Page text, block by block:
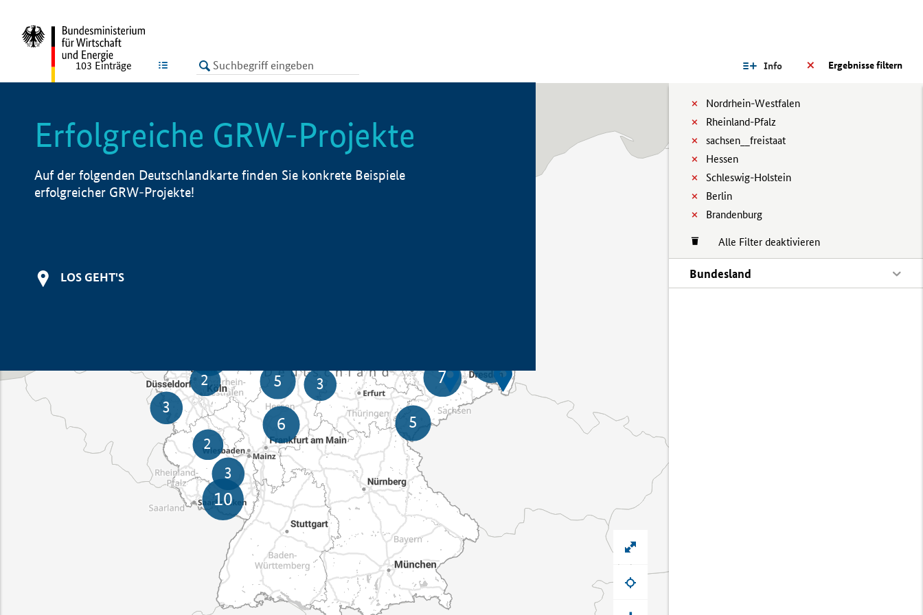
LISTE Ergebnisse filtern
Info
Nordrhein-Westfalen
Rheinland-Pfalz
sachsen__freistaat
Hessen
Schleswig-Holstein
Berlin
Brandenburg
Alle Filter deaktivieren
Bundesland
103 Einträge
Erfolgreiche GRW-Projekte
Auf der folgenden Deutschlandkarte finden Sie konkrete Beispiele
erfolgreicher GRW-Projekte!
LOS GEHT'S